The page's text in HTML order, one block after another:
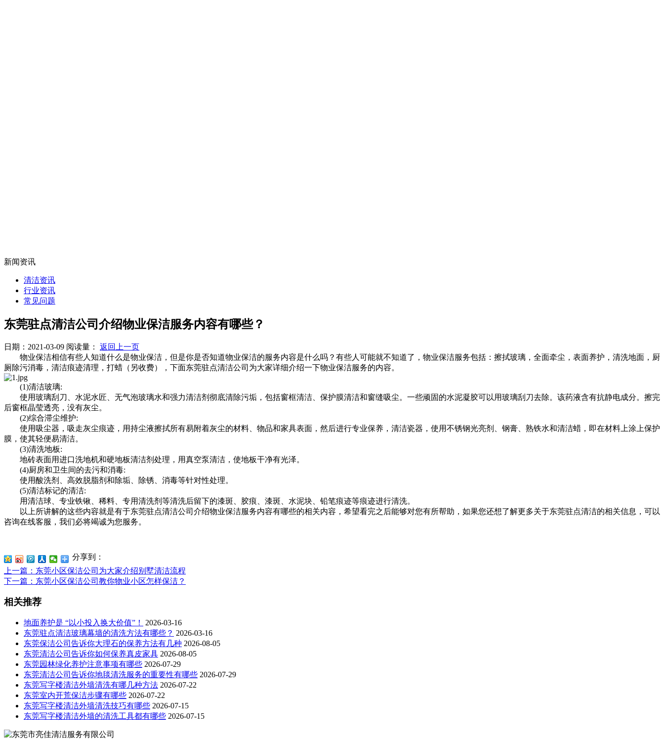
新闻资讯
清洁资讯
行业资讯
常见问题
东莞驻点清洁公司介绍物业保洁服务内容有哪些？
日期：2021-03-09 阅读量：
返回上一页
物业保洁相信有些人知道什么是物业保洁，但是你是否知道物业保洁的服务内容是什么吗？有些人可能就不知道了，物业保洁服务包括：擦拭玻璃，全面牵尘，表面养护，清洗地面，厨
厕除污消毒，清洁痕迹清理，打蜡（另收费），下面东莞驻点清洁公司为大家详细介绍一下物业保洁服务的内容。
(1)清洁玻璃:
使用玻璃刮刀、水泥水匠、无气泡玻璃水和强力清洁剂彻底清除污垢，包括窗框清洁、保护膜清洁和窗缝吸尘。一些顽固的水泥凝胶可以用玻璃刮刀去除。该药液含有抗静电成分。擦完
后窗框晶莹透亮，没有灰尘。
(2)综合滞尘维护:
使用吸尘器，吸走灰尘痕迹，用持尘液擦拭所有易附着灰尘的材料、物品和家具表面，然后进行专业保养，清洁瓷器，使用不锈钢光亮剂、钢膏、熟铁水和清洁蜡，即在材料上涂上保护
膜，使其轻便易清洁。
(3)清洗地板:
地砖表面用进口洗地机和硬地板清洁剂处理，用真空泵清洁，使地板干净有光泽。
(4)厨房和卫生间的去污和消毒:
使用酸洗剂、高效脱脂剂和除垢、除锈、消毒等针对性处理。
(5)清洁标记的清洁:
用清洁球、专业铁锹、稀料、专用清洗剂等清洗后留下的漆斑、胶痕、漆斑、水泥块、铅笔痕迹等痕迹进行清洗。
以上所讲解的这些内容就是有于东莞驻点清洁公司介绍物业保洁服务内容有哪些的相关内容，希望看完之后能够对您有所帮助，如果您还想了解更多关于东莞驻点清洁的相关信息，可以
咨询在线客服，我们必将竭诚为您服务。
分享到：
上一篇 ：东莞小区保洁公司为大家介绍别墅清洁流程
下一篇 ：东莞小区保洁公司教你物业小区怎样保洁？
相关推荐
地面养护是 “以小投入换大价值”！
2026-03-16
东莞驻点清洁玻璃幕墙的清洗方法有哪些？ 2026-03-16
东莞保洁公司告诉你大理石的保养方法有几种 2026-08-05
东莞清洁公司告诉你如何保养真皮家具 2026-08-05
东莞园林绿化养护注意事项有哪些 2026-07-29
东莞清洁公司告诉你地毯清洗服务的重要性有哪些 2026-07-29
东莞写字楼清洁外墙清洗有哪几种方法 2026-07-22
东莞室内开荒保洁步骤有哪些 2026-07-22
东莞写字楼清洁外墙清洗技巧有哪些 2026-07-15
东莞写字楼清洁外墙的清洗工具都有哪些 2026-07-15